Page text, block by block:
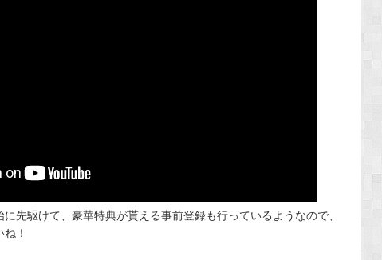
先駆けて、豪華特典が貰える事前登録も行っているようなので、
！